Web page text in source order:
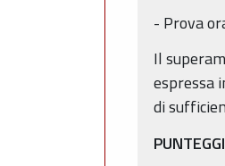
- Prova
Il
espressa
di
PUNTEGGI